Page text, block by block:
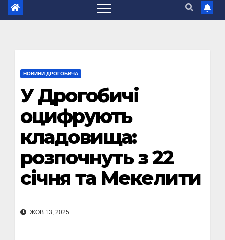
НОВИНИ ДРОГОБИЧА
У Дрогобичі
оцифрують
кладовища:
розпочнуть з 22
січня та Мекелити
ЖОВ 13, 2025